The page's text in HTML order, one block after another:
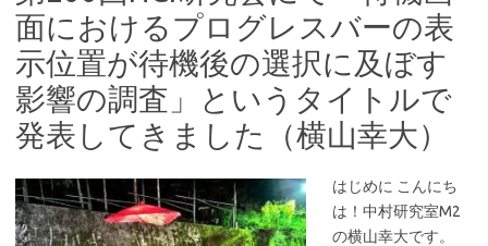
面におけるプログレスバーの表
示位置が待機後の選択に及ぼす
影響の調査」というタイトルで
発表してきました（横山幸大）
はじめに こんにち
は！中村研究室M2
の横山幸大です。